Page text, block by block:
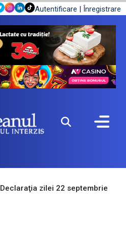
Autentificare | Înregistrare
Declaraţia zilei 22 septembrie